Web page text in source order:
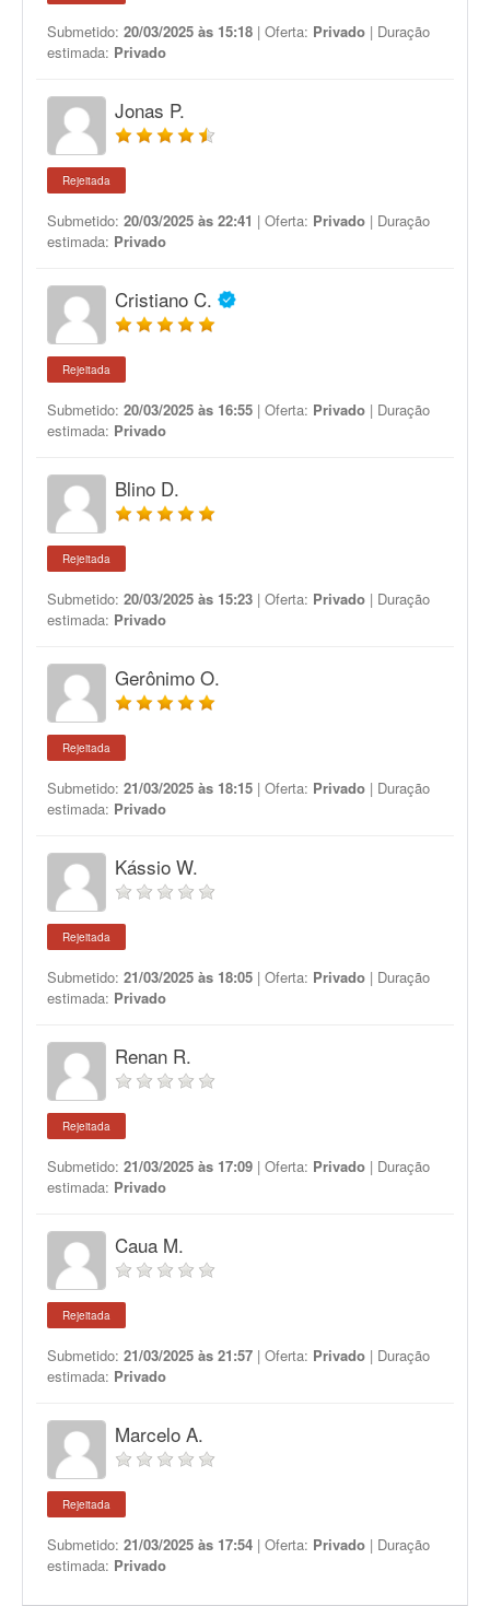
Submetido: 20/03/2025 às 15:18 | Oferta: Privado | Duração
estimada: Privado
Jonas P.
Rejeitada
Submetido: 20/03/2025 às 22:41 | Oferta: Privado | Duração
estimada: Privado
Cristiano C.
Rejeitada
Submetido: 20/03/2025 às 16:55 | Oferta: Privado | Duração
estimada: Privado
Blino D.
Rejeitada
Submetido: 20/03/2025 às 15:23 | Oferta: Privado | Duração
estimada: Privado
Gerônimo O.
Rejeitada
Submetido: 21/03/2025 às 18:15 | Oferta: Privado | Duração
estimada: Privado
Kássio W.
Rejeitada
Submetido: 21/03/2025 às 18:05 | Oferta: Privado | Duração
estimada: Privado
Renan R.
Rejeitada
Submetido: 21/03/2025 às 17:09 | Oferta: Privado | Duração
estimada: Privado
Caua M.
Rejeitada
Submetido: 21/03/2025 às 21:57 | Oferta: Privado | Duração
estimada: Privado
Marcelo A.
Rejeitada
Submetido: 21/03/2025 às 17:54 | Oferta: Privado | Duração
estimada: Privado